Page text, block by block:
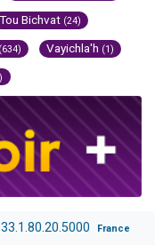
Tou Bichvat (24)
(634) Vayichla'h (1)
France